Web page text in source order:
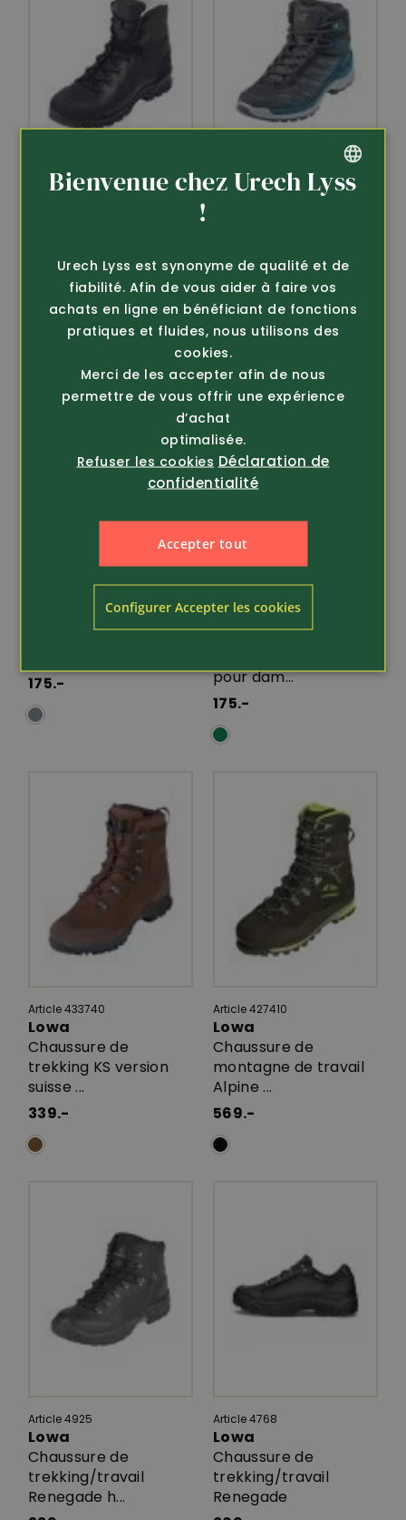
Article 436510
298.-
Article 442812
GTX Mid...
198.-
Chaussure de
175.-
Article 434566
Lowa
Chaussure de
pour dam...
175.-
Article 433740
Lowa
Chaussure de
trekking KS version
suisse ...
339.-
Article 427410
Lowa
Chaussure de
montagne de travail
Alpine ...
569.-
Article 4925
Lowa
Chaussure de
trekking/travail
Renegade h...
Article 4768
Lowa
Chaussure de
trekking/travail
Renegade
GERMAN
Bienvenue chez Urech Lyss
!
Urech Lyss est synonyme de qualité et de
fiabilité. Afin de vous aider à faire vos
achats en ligne en bénéficiant de fonctions
pratiques et fluides, nous utilisons des
cookies.
Merci de les accepter afin de nous
permettre de vous offrir une expérience
d’achat
optimalisée.
Refuser les cookies Déclaration de
confidentialité
Accepter tout
Configurer Accepter les cookies